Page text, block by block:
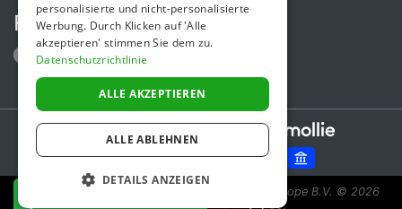
Folge uns
Secure payments powered by
Spendenaktion ist eine Initiative von Sponsor Europe B.V. © 2026
personalisierte und nicht-personalisierte
Werbung. Durch Klicken auf 'Alle
akzeptieren' stimmen Sie dem zu.
Datenschutzrichtlinie
ALLE AKZEPTIEREN
ALLE ABLEHNEN
DETAILS ANZEIGEN